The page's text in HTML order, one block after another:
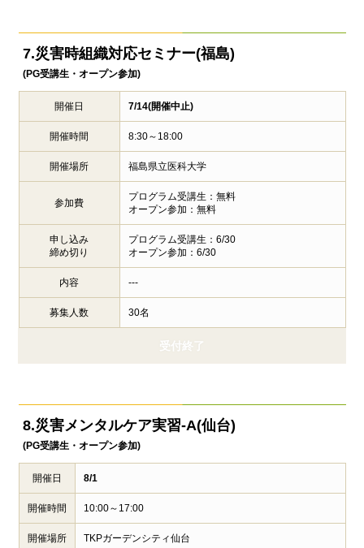
7.災害時組織対応セミナー(福島)
(PG受講生・オープン参加)
開催日 7/14(開催中止)
開催時間 8:30～18:00
開催場所 福島県立医科大学
参加費
プログラム受講生：無料
オープン参加：無料
申し込み
締め切り
プログラム受講生：6/30
オープン参加：6/30
内容 ---
募集人数 30名
受付終了
8.災害メンタルケア実習-A(仙台)
(PG受講生・オープン参加)
開催日 8/1
開催時間 10:00～17:00
開催場所 TKPガーデンシティ仙台